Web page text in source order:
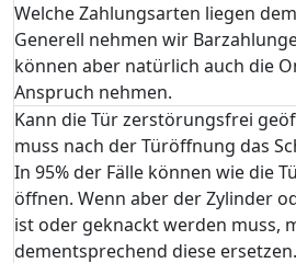
Welche Zahlungsarten liegen
Generell nehmen wir
können aber natürlich auch die
Anspruch nehmen.
Kann die Tür zerstörungsfrei
muss nach der Türöffnung das
In 95% der Fälle können wie die
öffnen. Wenn aber der Zylinder
ist oder geknackt werden muss,
dementsprechend diese ersetzen.